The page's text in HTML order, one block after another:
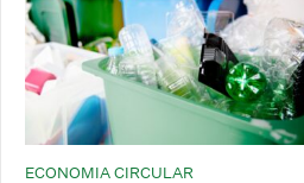
ECONOMIA CIRCULAR